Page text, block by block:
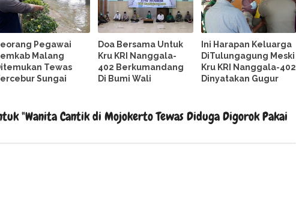
Pegawai
Malang
Tewas
Sungai
Doa Bersama Untuk
Kru KRI Nanggala-
402 Berkumandang
Di Bumi Wali
Ini Harapan Keluarga
DiTulungagung Meski
Kru KRI Nanggala-402
Dinyatakan Gugur
"Wanita Cantik di Mojokerto Tewas Diduga Digorok Pakai